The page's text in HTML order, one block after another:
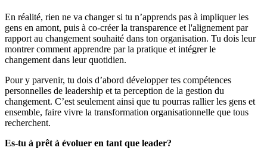
En réalité, rien ne va changer si tu n’apprends pas à impliquer les
gens en amont, puis à co-créer la transparence et l'alignement par
rapport au changement souhaité dans ton organisation. Tu dois leur
montrer comment apprendre par la pratique et intégrer le
changement dans leur quotidien.
Pour y parvenir, tu dois d’abord développer tes compétences
personnelles de leadership et ta perception de la gestion du
changement. C’est seulement ainsi que tu pourras rallier les gens et
ensemble, faire vivre la transformation organisationnelle que tous
recherchent.
Es-tu à prêt à évoluer en tant que leader?